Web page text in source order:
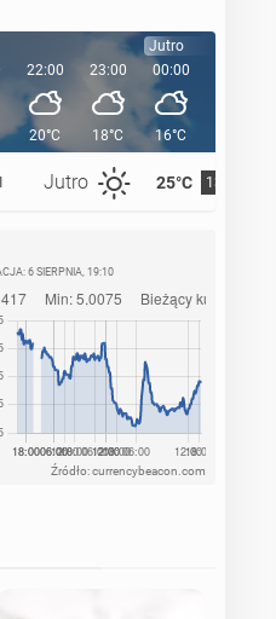
Jutro 25°C 13°C
22:00
20°C
23:00
18°C
Jutro
00:00
16°C
6 SIERPNIA, 19:10
Źródło: currencybeacon.com